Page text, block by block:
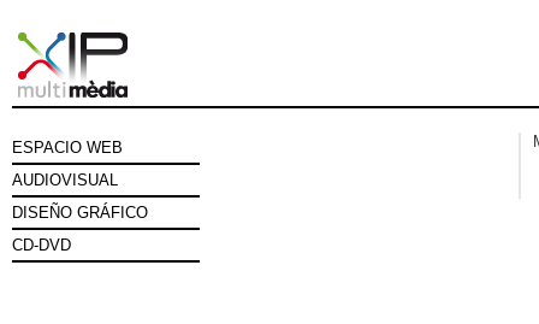
ESPACIO WEB
AUDIOVISUAL
DISEÑO GRÁFICO
CD-DVD